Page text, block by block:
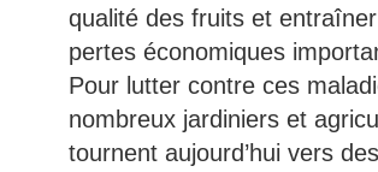
qualité des fruits et
pertes économiques
Pour lutter contre ces
nombreux jardiniers et
tournent aujourd’hui vers des